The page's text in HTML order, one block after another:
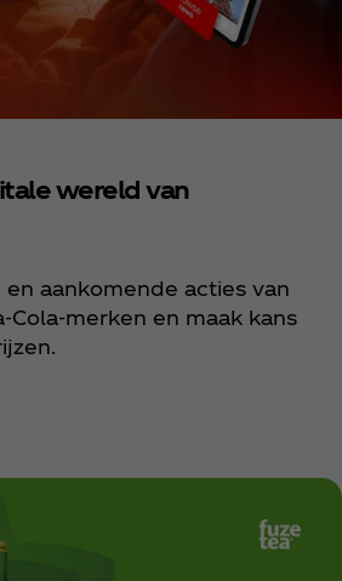
wereld van
aankomende acties van
en maak kans